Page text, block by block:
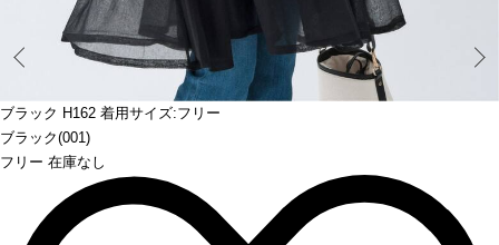
ブラック H162 着用サイズ:フリー
ブラック(001)
フリー 在庫なし
Prev